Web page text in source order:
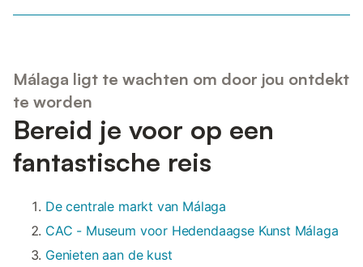
Málaga ligt te wachten om door jou ontdekt
te worden
Bereid je voor op een
fantastische reis
De centrale markt van Málaga
CAC - Museum voor Hedendaagse Kunst Málaga
Genieten aan de kust